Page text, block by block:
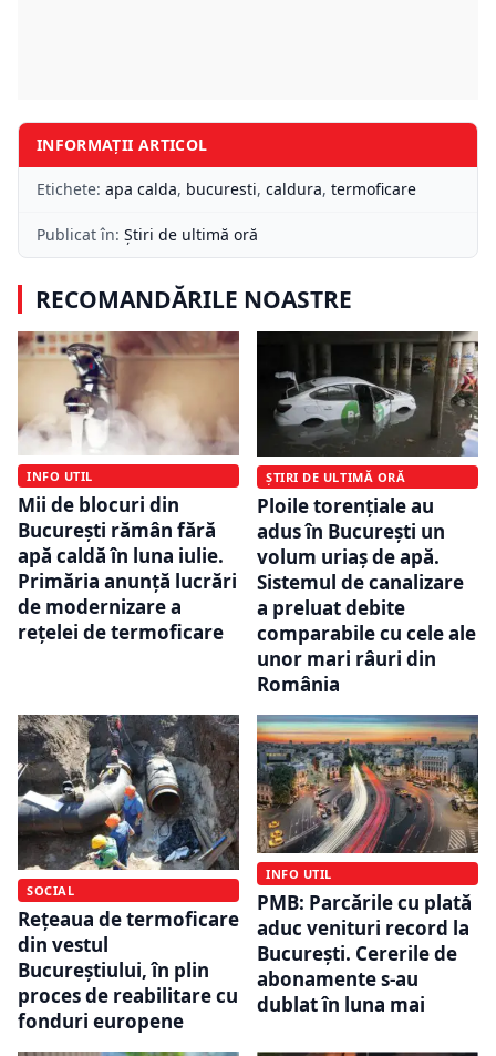
INFORMAȚII ARTICOL
Etichete: apa calda, bucuresti, caldura, termoficare
Publicat în: Știri de ultimă oră
RECOMANDĂRILE NOASTRE
INFO UTIL
Mii de blocuri din
București rămân fără
apă caldă în luna iulie.
Primăria anunță lucrări
de modernizare a
rețelei de termoficare
ȘTIRI DE ULTIMĂ ORĂ
Ploile torențiale au
adus în București un
volum uriaș de apă.
Sistemul de canalizare
a preluat debite
comparabile cu cele ale
unor mari râuri din
România
SOCIAL
Rețeaua de termoficare
din vestul
Bucureștiului, în plin
proces de reabilitare cu
fonduri europene
INFO UTIL
PMB: Parcările cu plată
aduc venituri record la
București. Cererile de
abonamente s-au
dublat în luna mai